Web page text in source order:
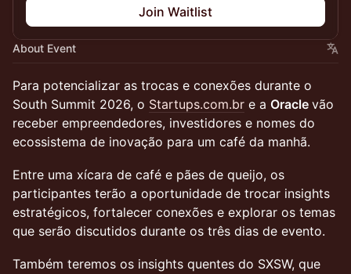
Join Waitlist
About Event
Para potencializar as trocas e conexões durante o
South Summit 2026, o Startups.com.br e a Oracle vão
receber empreendedores, investidores e nomes do
ecossistema de inovação para um café da manhã.
Entre uma xícara de café e pães de queijo, os
participantes terão a oportunidade de trocar insights
estratégicos, fortalecer conexões e explorar os temas
que serão discutidos durante os três dias de evento.
Também teremos os insights quentes do SXSW, que